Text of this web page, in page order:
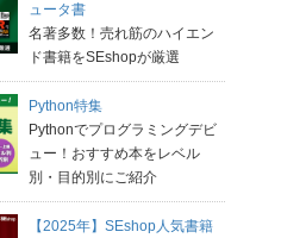
ュータ書
名著多数！売れ筋のハイエン
ド書籍をSEshopが厳選
Python特集
Pythonでプログラミングデビ
ュー！おすすめ本をレベル
別・目的別にご紹介
【2025年】SEshop人気書籍